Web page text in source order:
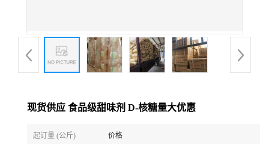
现货供应 食品级甜味剂 D-核糖量大优惠
起订量 (公斤) 价格